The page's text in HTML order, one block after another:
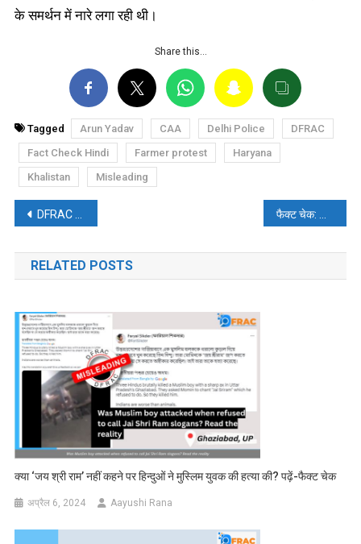
के समर्थन में नारे लगा रही थी।
Share this…
Tagged Arun Yadav CAA Delhi Police
DFRAC
Fact Check Hindi
Farmer protest
Haryana
Khalistan
Misleading
पोस्ट
नेविगेशन
DFRAC विशेषः प्रायोजित है बांग्लादेशी सोशल मीडिया पर भारतीय उत्पादों के बहिष्कार का ट्रेंड!
RELATED POSTS
क्या ‘जय श्री राम’ नहीं कहने पर हिन्दुओं ने मुस्लिम युवक की हत्या की? पढ़ें-फैक्ट चेक
अप्रैल 6, 2024 Aayushi Rana